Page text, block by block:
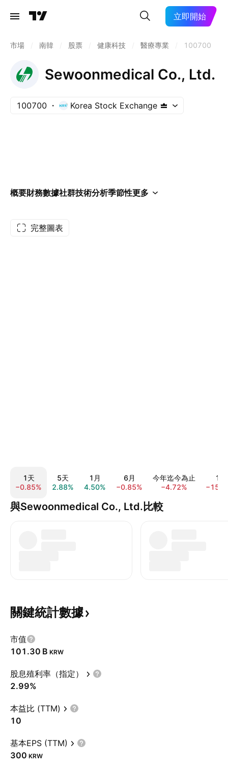
立即開始
市場 南韓 股票 健康科技 醫療專業 100700
Sewoonmedical Co., Ltd.
100700 Korea Stock Exchange
概要財務數據社群技術分析季節性更多
完整圖表
1天
−0.85%
5天
2.88%
1月
4.50%
6月
−0.85%
今年迄今為止
−4.72%
1年
與Sewoonmedical Co., Ltd.比較
關鍵統計數據
市值
‪101.30 B‬ KRW
股息殖利率（指定）
2.99%
本益比 (TTM)
10
基本EPS (TTM)
300 KRW